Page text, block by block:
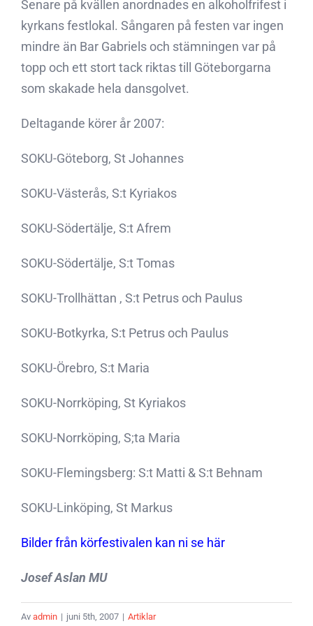
Senare på kvällen anordnades en alkoholfrifest i
kyrkans festlokal. Sångaren på festen var ingen
mindre än Bar Gabriels och stämningen var på
topp och ett stort tack riktas till Göteborgarna
som skakade hela dansgolvet.
Deltagande körer år 2007:
SOKU-Göteborg, St Johannes
SOKU-Västerås, S:t Kyriakos
SOKU-Södertälje, S:t Afrem
SOKU-Södertälje, S:t Tomas
SOKU-Trollhättan , S:t Petrus och Paulus
SOKU-Botkyrka, S:t Petrus och Paulus
SOKU-Örebro, S:t Maria
SOKU-Norrköping, St Kyriakos
SOKU-Norrköping, S;ta Maria
SOKU-Flemingsberg: S:t Matti & S:t Behnam
SOKU-Linköping, St Markus
Bilder från körfestivalen kan ni se här
Josef Aslan MU
Av admin | juni 5th, 2007 | Artiklar